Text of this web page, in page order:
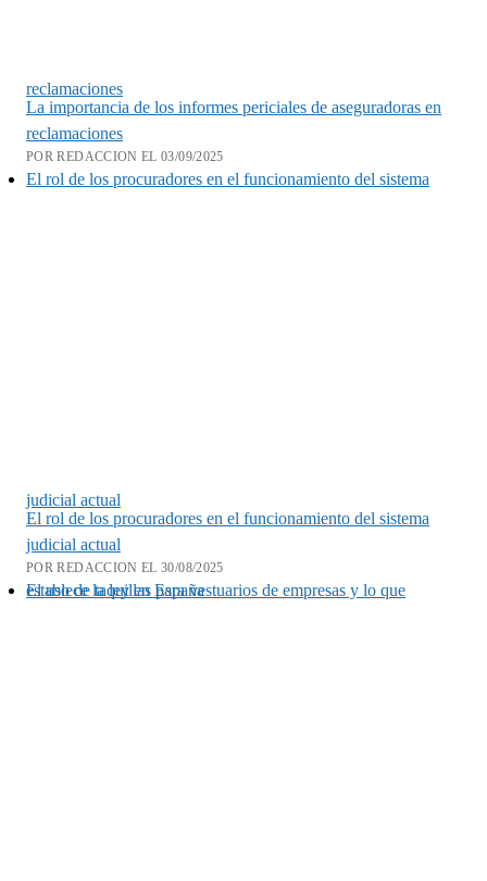
reclamaciones
La importancia de los informes periciales de aseguradoras en
reclamaciones
POR REDACCION EL 03/09/2025
El rol de los procuradores en el funcionamiento del sistema
judicial actual
El rol de los procuradores en el funcionamiento del sistema
judicial actual
POR REDACCION EL 30/08/2025
El uso de taquillas para vestuarios de empresas y lo que establece la ley en España